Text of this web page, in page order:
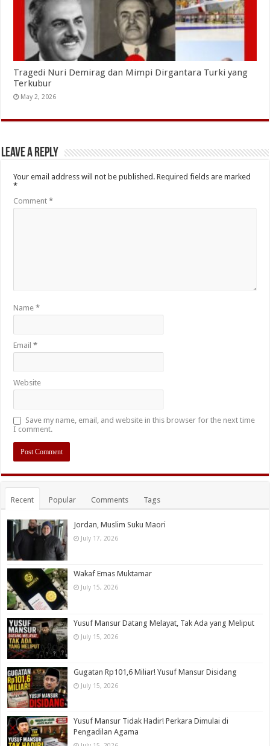
Tragedi Nuri Demirag dan Mimpi Dirgantara Turki yang
Terkubur
May 2, 2026
Leave a Reply
Your email address will not be published. Required fields are marked
*
Comment*
Name*
Email*
Website
Save my name, email, and website in this browser for the next time
I comment.
Recent Popular Comments Tags
Jordan, Muslim Suku Maori
July 17, 2026
Wakaf Emas Muktamar
July 15, 2026
Yusuf Mansur Datang Melayat, Tak Ada yang Meliput
July 15, 2026
Gugatan Rp101,6 Miliar! Yusuf Mansur Disidang
July 15, 2026
Yusuf Mansur Tidak Hadir! Perkara Dimulai di
Pengadilan Agama